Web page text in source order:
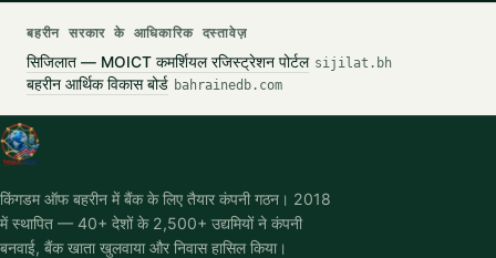
बहरीन सरकार के आधिकारिक दस्तावेज़
सिजिलात — MOICT कमर्शियल रजिस्ट्रेशन पोर्टल sijilat.bh
बहरीन आर्थिक विकास बोर्ड bahrainedb.com
किंगडम ऑफ बहरीन में बैंक के लिए तैयार कंपनी गठन। 2018
में स्थापित — 40+ देशों के 2,500+ उद्यमियों ने कंपनी
बनवाई, बैंक खाता खुलवाया और निवास हासिल किया।